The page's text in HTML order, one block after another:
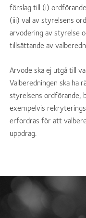
förslag till (i)
(iii) val av styrelsens
arvodering av styrelse
tillsättande av
Arvode ska ej utgå till
Valberedningen ska ha
styrelsens ordförande,
exempelvis
erfordras för att
uppdrag.